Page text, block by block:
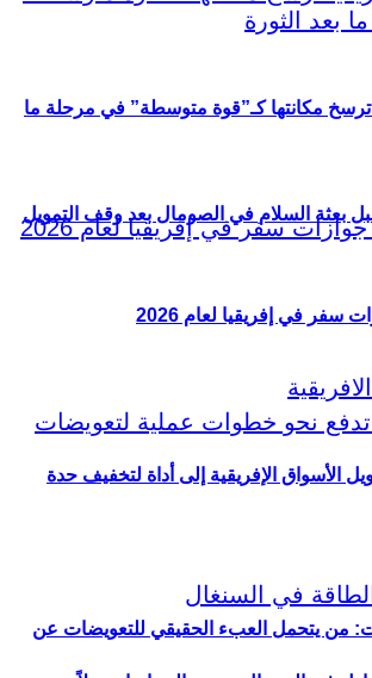
بعثة السلام في الصومال بعد وقف التمويل
من يتحمل العبء الحقيقي للتعويضات عن
ترسخ مكانتها كـ”قوة متوسطة” في مرحلة ما
الأسواق الإفريقية إلى أداة لتخفيف حدة